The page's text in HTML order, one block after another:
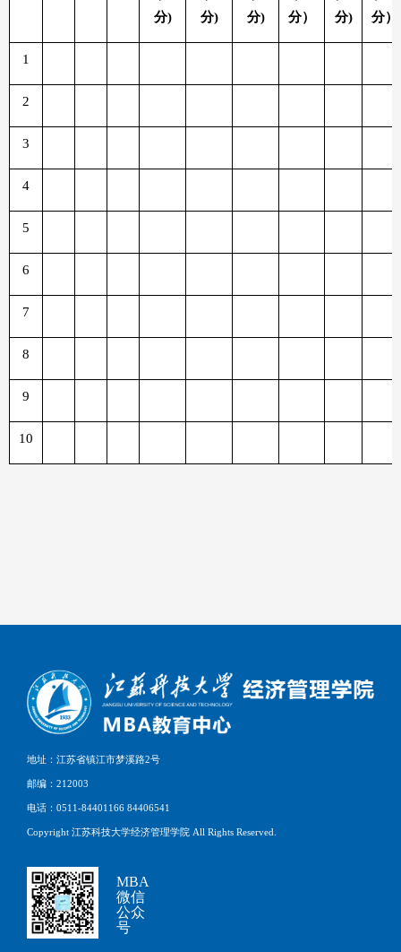
分)
分)
分)
分）
分)
分）
1
2
3
4
5
6
7
8
9
10
地址：江苏省镇江市梦溪路2号
邮编：212003
电话：0511-84401166 84406541
Copyright 江苏科技大学经济管理学院 All Rights Reserved.
MBA
微信
公众
号